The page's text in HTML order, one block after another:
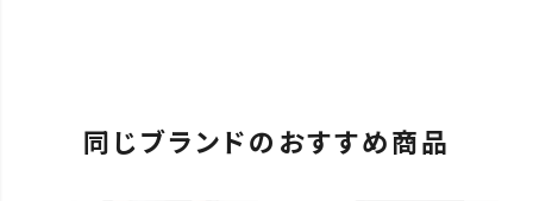
同じブランドのおすすめ商品